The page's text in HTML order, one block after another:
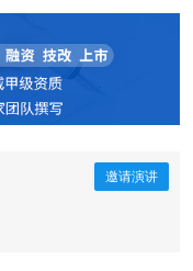
邀请演讲